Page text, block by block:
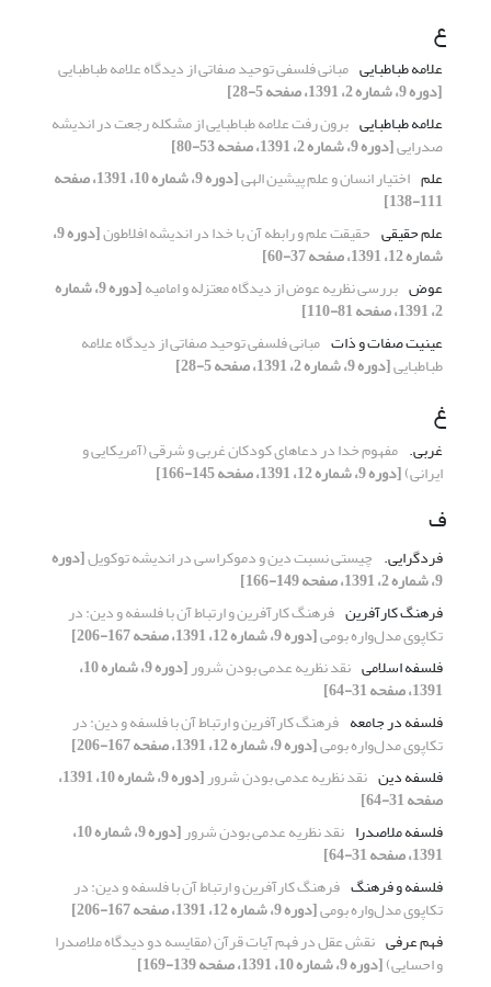
ع
علامه طباطبایی مبانی فلسفی توحید صفاتی از دیدگاه علامه طباطبایی
[دوره 9، شماره 2، 1391، صفحه 5-28]
علامه طباطبایی برون رفت علامه طباطبایی از مشکله رجعت در اندیشه
صدرایی[دوره 9، شماره 2، 1391، صفحه 53-80]
علم اختیار انسان و علم پیشین الهی [دوره 9، شماره 10، 1391، صفحه
111-138]
علم حقیقی حقیقت علم و رابطه آن با خدا در اندیشه افلاطون [دوره 9،
شماره 12، 1391، صفحه 37-60]
عوض بررسی نظریه عوض از دیدگاه معتزله و امامیه [دوره 9، شماره
2، 1391، صفحه 81-110]
عینیت صفات و ذات مبانی فلسفی توحید صفاتی از دیدگاه علامه
طباطبایی[دوره 9، شماره 2، 1391، صفحه 5-28]
غ
غربی. مفهوم خدا در دعاهای کودکان غربی و شرقی (آمریکایی و
ایرانی)[دوره 9، شماره 12، 1391، صفحه 145-166]
ف
فردگرایی. چیستی نسبت دین و دموکراسی در اندیشه توکویل[دوره
9، شماره 2، 1391، صفحه 149-166]
فرهنگ کارآفرین فرهنگ کارآفرین و ارتباط آن با فلسفه و دین: در
تکاپوی مدل‌واره بومی[دوره 9، شماره 12، 1391، صفحه 167-206]
فلسفه اسلامی نقد نظریه عدمی بودن شرور [دوره 9، شماره 10،
1391، صفحه 31-64]
فلسفه در جامعه فرهنگ کارآفرین و ارتباط آن با فلسفه و دین: در
تکاپوی مدل‌واره بومی[دوره 9، شماره 12، 1391، صفحه 167-206]
فلسفه دین نقد نظریه عدمی بودن شرور [دوره 9، شماره 10، 1391،
صفحه 31-64]
فلسفه ملاصدرا نقد نظریه عدمی بودن شرور [دوره 9، شماره 10،
1391، صفحه 31-64]
فلسفه و فرهنگ فرهنگ کارآفرین و ارتباط آن با فلسفه و دین: در
تکاپوی مدل‌واره بومی[دوره 9، شماره 12، 1391، صفحه 167-206]
فهم عرفی نقش عقل در فهم آیات قرآن (مقایسه دو دیدگاه ملاصدرا
و احسایی)[دوره 9، شماره 10، 1391، صفحه 139-169]